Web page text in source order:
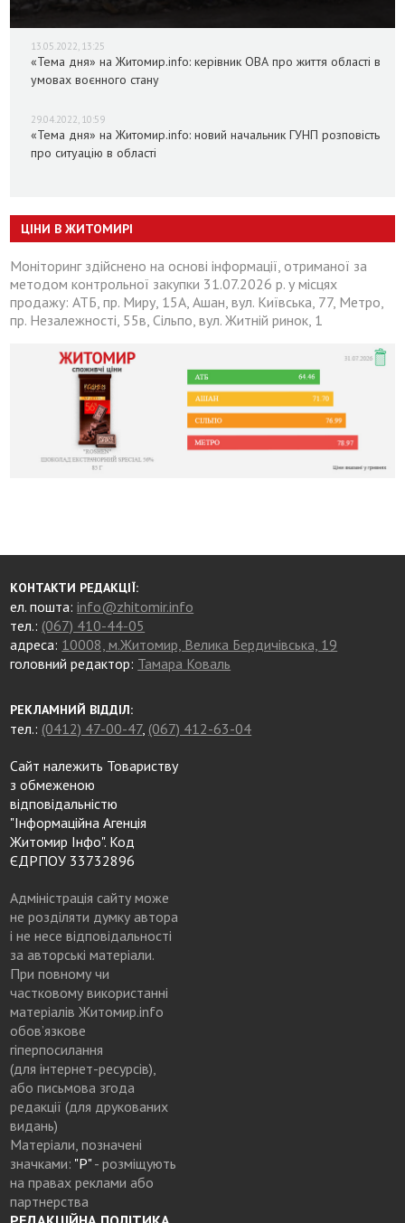
13.05.2022, 13:25
«Тема дня» на Житомир.info: керівник ОВА про життя області в
умовах воєнного стану
29.04.2022, 10:59
«Тема дня» на Житомир.info: новий начальник ГУНП розповість
про ситуацію в області
ЦІНИ В ЖИТОМИРІ
Моніторинг здійснено на основі інформації, отриманої за
методом контрольної закупки 31.07.2026 р. у місцях
продажу: АТБ, пр. Миру, 15А, Ашан, вул. Київська, 77, Метро,
пр. Незалежності, 55в, Сільпо, вул. Житній ринок, 1
КОНТАКТИ РЕДАКЦІЇ:
ел. пошта:info@zhitomir.info
тел.: (067) 410-44-05
адреса: 10008, м.Житомир, Велика Бердичівська, 19
головний редактор: Тамара Коваль
РЕКЛАМНИЙ ВІДДІЛ:
тел.: (0412) 47-00-47, (067) 412-63-04
Сайт належить Товариству
з обмеженою
відповідальністю
"Інформаційна Агенція
Житомир Інфо". Код
ЄДРПОУ 33732896
Адміністрація сайту може
не розділяти думку автора
і не несе відповідальності
за авторські матеріали.
При повному чи
частковому використанні
матеріалів Житомир.info
обов’язкове
гіперпосилання
(для інтернет-ресурсів),
або письмова згода
редакції (для друкованих
видань)
Матеріали, позначені
значками: "Р"- розміщують
на правах реклами або
партнерства